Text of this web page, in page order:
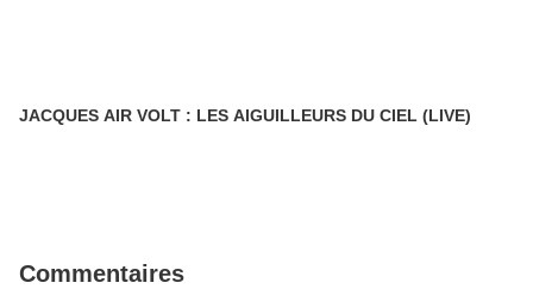
JACQUES AIR VOLT : LES AIGUILLEURS DU CIEL (LIVE)
Commentaires